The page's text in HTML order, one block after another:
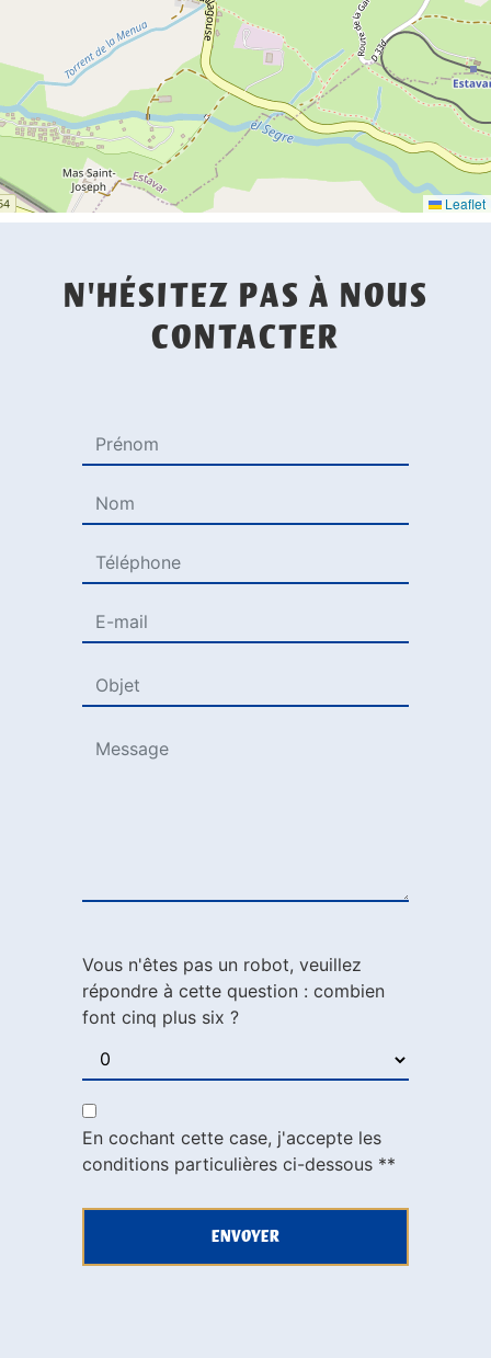
Leaflet
N'HÉSITEZ PAS À NOUS
CONTACTER
Vous n'êtes pas un robot, veuillez
répondre à cette question : combien
font cinq plus six ?
En cochant cette case, j'accepte les
conditions particulières ci-dessous **
ENVOYER